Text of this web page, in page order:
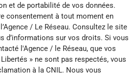
et de portabilité de vos données.
consentement à tout moment en
/ Le Réseau. Consultez le site
d’informations sur vos droits. Si vous
l'Agence / le Réseau, que vos
» ne sont pas respectés, vous
à la CNIL. Nous vous